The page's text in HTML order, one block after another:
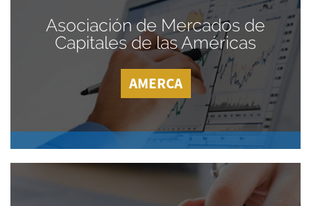
Asociación de Mercados de
Capitales de las Américas
AMERCA